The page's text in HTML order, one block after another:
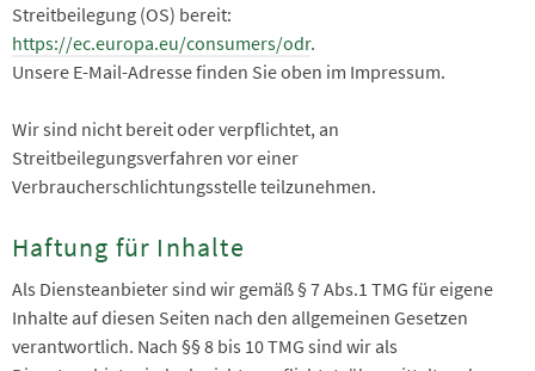
Streitbeilegung (OS) bereit:
https://ec.europa.eu/consumers/odr.
Unsere E-Mail-Adresse finden Sie oben im Impressum.
Wir sind nicht bereit oder verpflichtet, an
Streitbeilegungsverfahren vor einer
Verbraucherschlichtungsstelle teilzunehmen.
Haftung für Inhalte
Als Diensteanbieter sind wir gemäß § 7 Abs.1 TMG für eigene
Inhalte auf diesen Seiten nach den allgemeinen Gesetzen
verantwortlich. Nach §§ 8 bis 10 TMG sind wir als